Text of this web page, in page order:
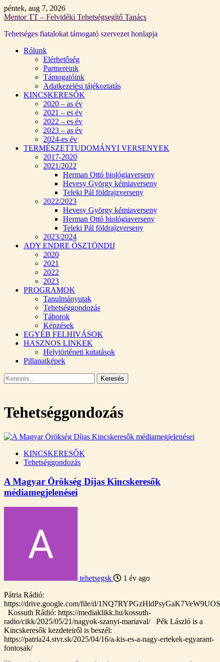
Skip
to
péntek, aug 7, 2026
Mentor TT – Felvidéki Tehetségsegítő Tanács
Tehetséges fiatalokat támogató szervezet honlapja
Rólunk
Elérhetőség
Partnereink
Támogatóink
Adatkezelési tájékoztatás
KINCSKERESŐK
2020 – as év
2021 – es év
2022 – es év
2023 – as év
2024-es év
TERMÉSZETTUDOMÁNYI VERSENYEK
2017-2020
2021/2022
Herman Ottó biológiaverseny
Hevesy György kémiaverseny
Teleki Pál földrajzverseny
2022/2023
Hevesy György kémiaverseny
Herman Ottó biológiaverseny
Teleki Pál földrajzverseny
2023/2024
ADY ENDRE ÖSZTÖNDIJ
2020
2021
2022
2023
PROGRAMOK
Tanulmányutak
Tehetséggondozás
Táborok
Képzések
EGYÉB FELHIVÁSOK
HASZNOS LINKEK
Helytörténeti kutatások
Pillanatképek
Keresés:
Tehetséggondozás
KINCSKERESŐK
Tehetséggondozás
A Magyar Örökség Díjas Kincskeresők
médiamegjelenései
tehetsegsk
1 év ago
Pátria Rádió:
https://drive.google.com/file/d/
Kossuth Rádió: https://mediaklikk.hu/kossuth-
radio/cikk/2025/05/21/nagyok-szanyi-mariaval/ Pék László is a
Kincskeresők kezdeteiről is beszél:
https://patria24.stvr.sk/2025/04/16/a-kis-es-a-nagy-ertekek-egyarant-
fontosak/